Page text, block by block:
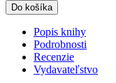
Do košíka
Popis knihy
Podrobnosti
Recenzie
Vydavateľstvo